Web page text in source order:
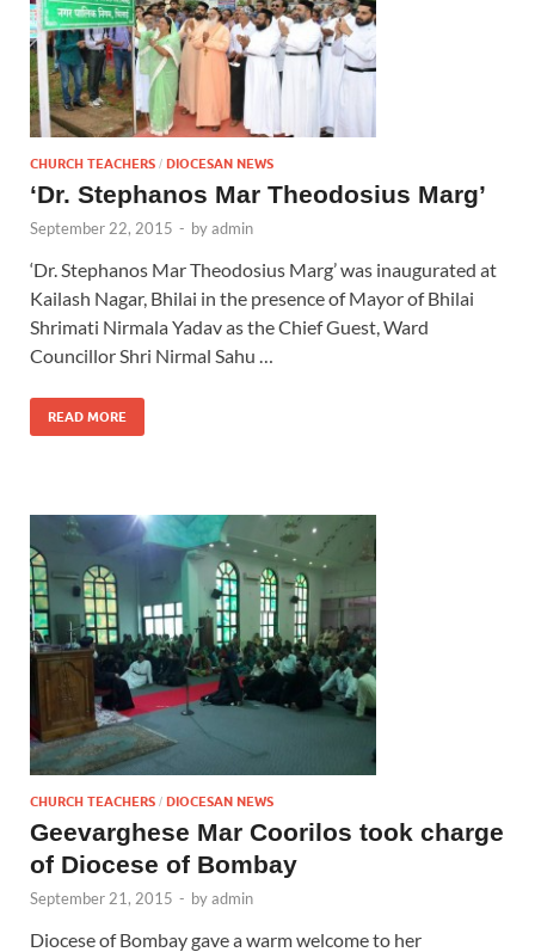
CHURCH TEACHERS / DIOCESAN NEWS
‘Dr. Stephanos Mar Theodosius Marg’
September 22, 2015 - byadmin
‘Dr. Stephanos Mar Theodosius Marg’ was inaugurated at
Kailash Nagar, Bhilai in the presence of Mayor of Bhilai
Shrimati Nirmala Yadav as the Chief Guest, Ward
Councillor Shri Nirmal Sahu …
READ MORE
CHURCH TEACHERS / DIOCESAN NEWS
Geevarghese Mar Coorilos took charge
of Diocese of Bombay
September 21, 2015 - byadmin
Diocese of Bombay gave a warm welcome to her